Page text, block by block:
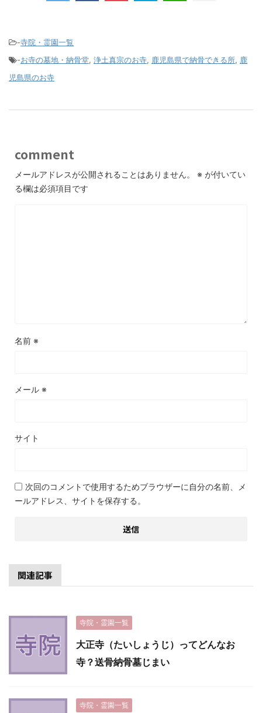
-寺院・霊園一覧
-お寺の墓地・納骨堂, 浄土真宗のお寺, 鹿児島県で納骨できる所, 鹿
児島県のお寺
comment
メールアドレスが公開されることはありません。 ※ が付いてい
る欄は必須項目です
名前 ※
メール ※
サイト
次回のコメントで使用するためブラウザーに自分の名前、メ
ールアドレス、サイトを保存する。
関連記事
寺院・霊園一覧
大正寺（たいしょうじ）ってどんなお
寺？送骨納骨墓じまい
寺院・霊園一覧